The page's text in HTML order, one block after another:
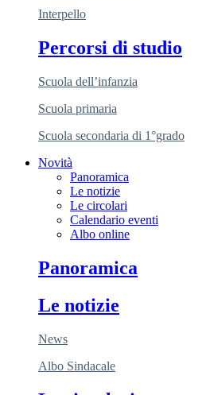
Interpello
Percorsi di studio
Scuola dell’infanzia
Scuola primaria
Scuola secondaria di 1°grado
Novità
Panoramica
Le notizie
Le circolari
Calendario eventi
Albo online
Panoramica
Le notizie
News
Albo Sindacale